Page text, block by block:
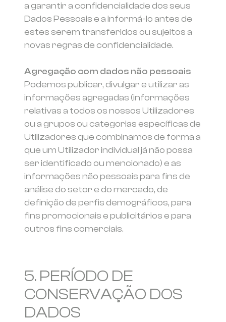
a garantir a confidencialidade dos seus
Dados Pessoais e a informá-lo antes de
estes serem transferidos ou sujeitos a
novas regras de confidencialidade.
Agregação com dados não pessoais
Podemos publicar, divulgar e utilizar as
informações agregadas (informações
relativas a todos os nossos Utilizadores
ou a grupos ou categorias específicas de
Utilizadores que combinamos de forma a
que um Utilizador individual já não possa
ser identificado ou mencionado) e as
informações não pessoais para fins de
análise do setor e do mercado, de
definição de perfis demográficos, para
fins promocionais e publicitários e para
outros fins comerciais.
5. PERÍODO DE
CONSERVAÇÃO DOS
DADOS